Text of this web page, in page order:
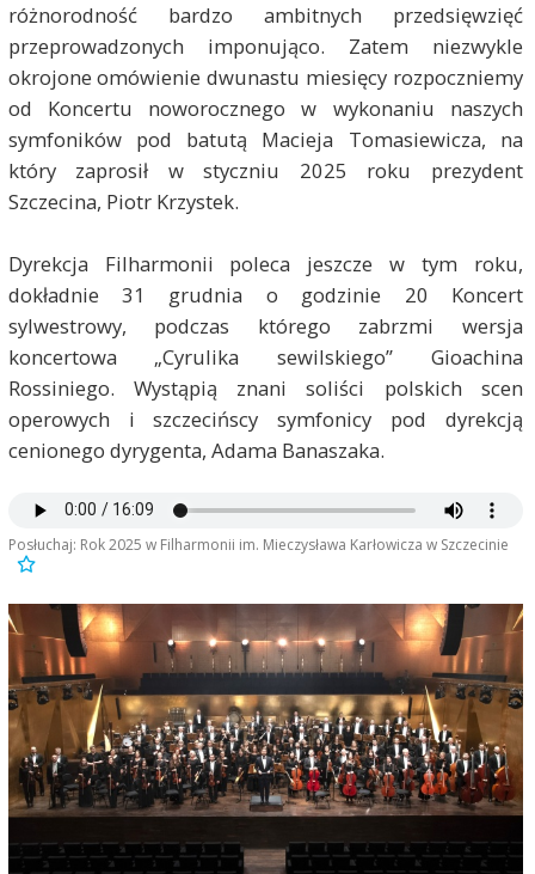
różnorodność bardzo ambitnych przedsięwzięć
przeprowadzonych imponująco. Zatem niezwykle
okrojone omówienie dwunastu miesięcy rozpoczniemy
od Koncertu noworocznego w wykonaniu naszych
symfoników pod batutą Macieja Tomasiewicza, na
który zaprosił w styczniu 2025 roku prezydent
Szczecina, Piotr Krzystek.
Dyrekcja Filharmonii poleca jeszcze w tym roku,
dokładnie 31 grudnia o godzinie 20 Koncert
sylwestrowy, podczas którego zabrzmi wersja
koncertowa „Cyrulika sewilskiego” Gioachina
Rossiniego. Wystąpią znani soliści polskich scen
operowych i szczecińscy symfonicy pod dyrekcją
cenionego dyrygenta, Adama Banaszaka.
Posłuchaj: Rok 2025 w Filharmonii im. Mieczysława Karłowicza w Szczecinie